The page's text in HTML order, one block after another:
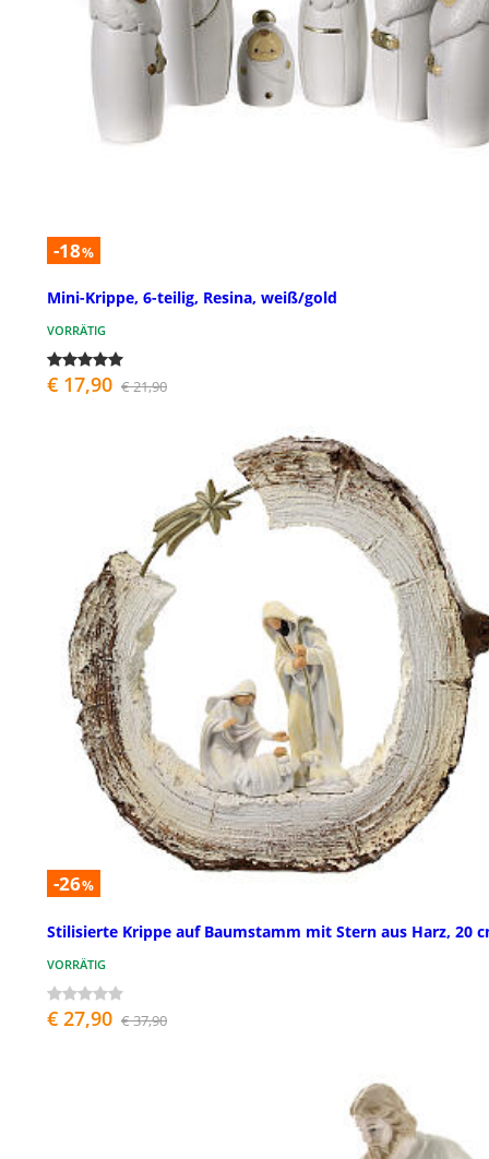
-18%
Mini-Krippe, 6-teilig, Resina, weiß/gold
VORRÄTIG
€ 17,90 € 21,90
-26%
Stilisierte Krippe auf Baumstamm mit Stern aus Harz, 20
VORRÄTIG
€ 27,90 € 37,90